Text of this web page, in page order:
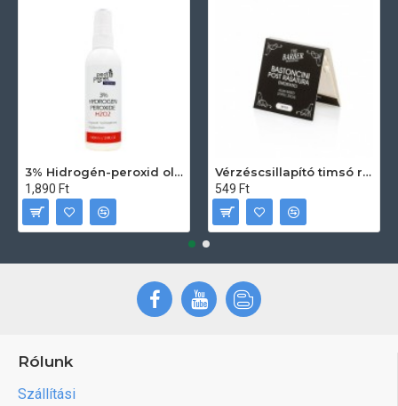
3% Hidrogén-peroxid oldat (sebfertőtlenítő) 100ml
1,890 Ft
Vérzéscsillapító timsó rúd 20db
549 Ft
Rólunk
Szállítási